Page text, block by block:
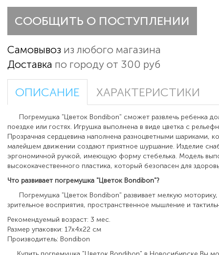
СООБЩИТЬ О ПОСТУПЛЕНИИ
Самовывоз из любого магазина
Доставка по городу от 300 руб
ОПИСАНИЕ ХАРАКТЕРИСТИКИ
Погремушка "Цветок Bondibon" сможет развлечь ребенка
поездке или гостях. Игрушка выполнена в виде цветка с
Прозрачная сердцевина наполнена разноцветными шариками,
малейшем движении создают приятное шуршание. Изделие
эргономичной ручкой, имеющую форму стебелька. Модель
высококачественного пластика, который безопасен для
Что развивает погремушка "Цветок Bondibon"?
Погремушка "Цветок Bondibon" развивает мелкую моторику,
зрительное восприятия, пространственное мышление и
Рекомендуемый возраст: 3 мес.
Размер упаковки: 17х4х22 см
Производитель: Bondibon